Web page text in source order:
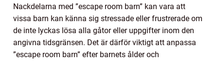
Nackdelarna med ”escape room barn” kan vara att
vissa barn kan känna sig stressade eller frustrerade om
de inte lyckas lösa alla gåtor eller uppgifter inom den
angivna tidsgränsen. Det är därför viktigt att anpassa
”escape room barn” efter barnets ålder och